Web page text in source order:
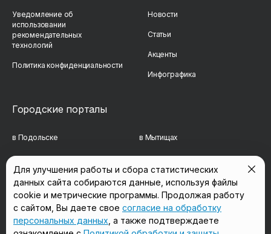
Уведомление об
использовании
рекомендательных
технологий
Политика конфиденциальности
Новости
Статьи
Акценты
Инфографика
Городские порталы
в Подольске в Мытищах
в Сергиевом Посаде в Люберцах
в Красногорске в Королёве
в Домодедово в Щёлково
Для улучшения работы и сбора статистических
данных сайта собираются данные, используя файлы
cookie и метрические программы. Продолжая работу
с сайтом, Вы даете свое согласие на обработку
персональных данных , а также подтверждаете